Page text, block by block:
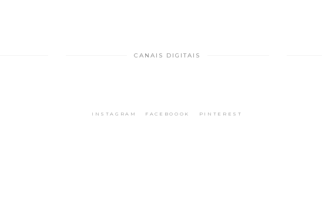
CANAIS DIGITAIS
INSTAGRAM FACEBOOOK PINTEREST